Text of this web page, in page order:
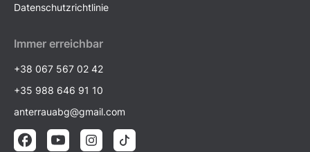
Datenschutzrichtlinie
Immer erreichbar
+38 067 567 02 42
+35 988 646 91 10
anterrauabg@gmail.com